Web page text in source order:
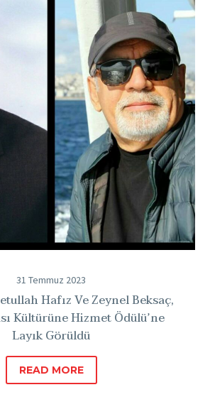
31 Temmuz 2023
Hafız Ve Zeynel Beksaç,
Kültürüne Hizmet Ödülü’ne
Layık Görüldü
READ MORE